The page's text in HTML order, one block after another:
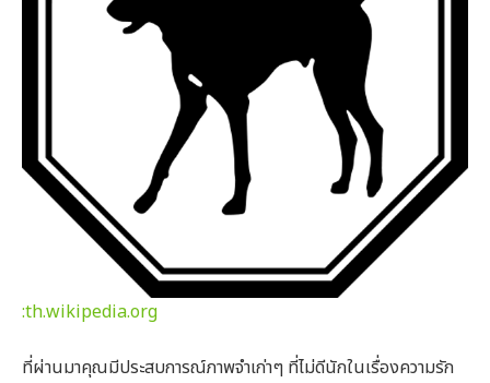
:th.wikipedia.org
ที่ผ่านมาคุณมีประสบการณ์ภาพจำเก่าๆ ที่ไม่ดีนักในเรื่องความรัก